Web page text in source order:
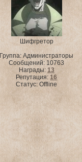
Шифгретор
Группа: Администраторы
Сообщений: 10763
Награды: 13
Репутация:16
Статус:Offline